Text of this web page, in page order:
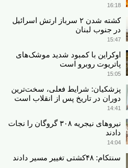
16:18
کشته شدن ۲ سرباز ارتش اسرائیل
در جنوب لبنان
15:47
اوکراین با کمبود شدید موشک‌های
پاتریوت روبرو است
15:05
پزشکیان: شرایط فعلی، سخت‌ترین
دوران در تاریخ پس از انقلاب است
14:41
نیروهای نیجریه‌ ۳۰۸ گروگان را نجات
دادند
14:04
سنتکام: ۴۸کشتی تغییر مسیر دادند